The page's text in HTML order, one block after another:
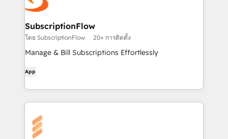
SubscriptionFlow
โดย SubscriptionFlow 20+ การติดตั้ง
Manage & Bill Subscriptions Effortlessly
App